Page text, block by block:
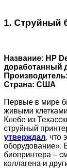
1. Струйный
Название: HP
доработанный
Страна: США
Первые в мире
живыми
Клебе из
струйный
утверждал, что
оборудование».
биопринтера –
коллагена и